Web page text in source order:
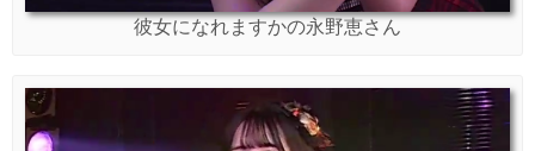
彼女になれますかの永野恵さん